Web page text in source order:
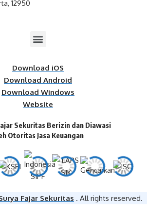
12950
Download iOS
Download Android
Download Windows
Website
Sekuritas Berizin dan Diawasi
Otoritas Jasa Keuangan​
Fajar Sekuritas . All rights reserved.